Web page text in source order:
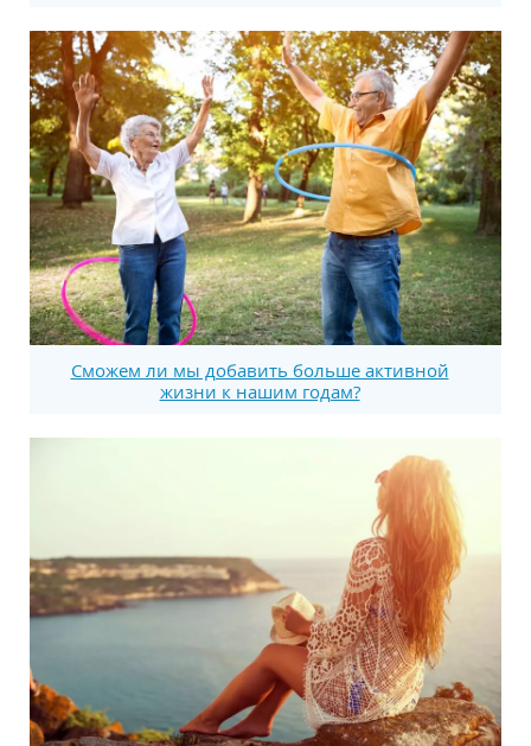
Сможем ли мы добавить больше активной
жизни к нашим годам?